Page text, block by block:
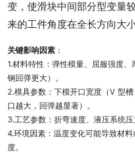
变，使滑块中间部分型变量
来的工件角度在全长方向大小
关键影响因素 ：
1.材料特性：弹性模量、屈服强度
钢回弹更大）。
2.模具参数：下模开口宽度（V 型
口越大，回弹越显著）。
3.工艺参数：折弯速度、液压系统压
4.环境因素：温度变化可能导致材
度。